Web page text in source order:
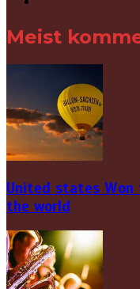
Meist
United states
the world